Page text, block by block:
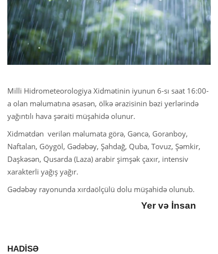
Milli Hidrometeorologiya Xidmətinin iyunun 6-sı saat 16:00-
a olan məlumatına əsasən, ölkə ərazisinin bəzi yerlərində
yağıntılı hava şəraiti müşahidə olunur.
Xidmətdən verilən məlumata görə, Gəncə, Goranboy,
Naftalan, Göygöl, Gədəbəy, Şahdağ, Quba, Tovuz, Şəmkir,
Daşkəsən, Qusarda (Laza) arabir şimşək çaxır, intensiv
xarakterli yağış yağır.
Gədəbəy rayonunda xırdaölçülü dolu müşahidə olunub.
Yer və İnsan
HADİSƏ